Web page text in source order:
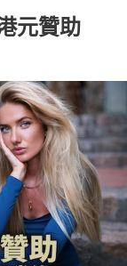
元贊助